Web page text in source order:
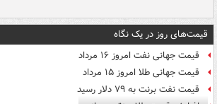
قیمت‌های روز در یک نگاه
قیمت جهانی نفت امروز ۱۶ مرداد
قیمت جهانی طلا امروز ۱۵ مرداد
قیمت نفت برنت به ۷۹ دلار رسید